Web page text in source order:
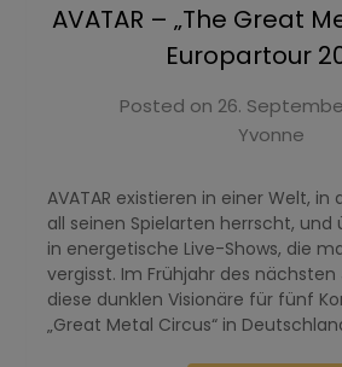
AVATAR – „The Great
Europartour
Posted on 26.
Yvonne
AVATAR existieren in einer Welt, in
all seinen Spielarten herrscht, und
in energetische Live-Shows, die
vergisst. Im Frühjahr des nächsten
diese dunklen Visionäre für fünf
„Great Metal Circus“ in